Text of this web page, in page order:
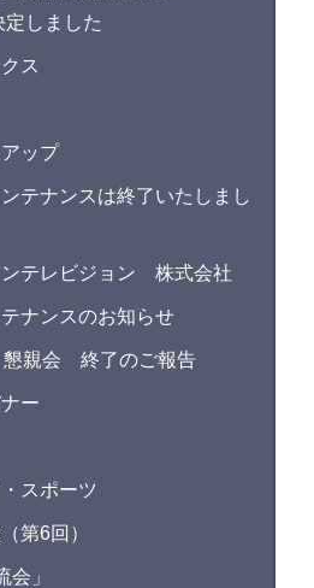
しました
ス
ップ
テナンスは終了いたしまし
テレビジョン 株式会社
ナンスのお知らせ
懇親会 終了のご報告
ー
スポーツ
第6回）
」